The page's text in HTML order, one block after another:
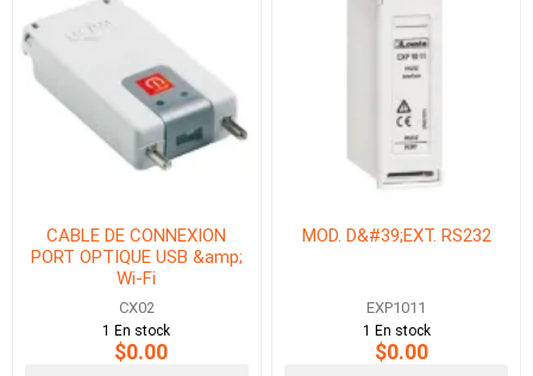
CABLE DE CONNEXION
PORT OPTIQUE USB &amp;
Wi-Fi
CX02
1 En stock
$0.00
MOD. D&#39;EXT. RS232
EXP1011
1 En stock
$0.00